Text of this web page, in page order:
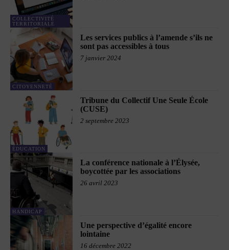
COLLECTIVITÉ
TERRITORIALE
CITOYENNETÉ
Les services publics à l’amende s’ils ne
sont pas accessibles à tous
7 janvier 2024
ÉDUCATION
Tribune du Collectif Une Seule École
(CUSE)
2 septembre 2023
HANDICAP
La conférence nationale à l’Élysée,
boycottée par les associations
26 avril 2023
Une perspective d’égalité encore
lointaine
16 décembre 2022